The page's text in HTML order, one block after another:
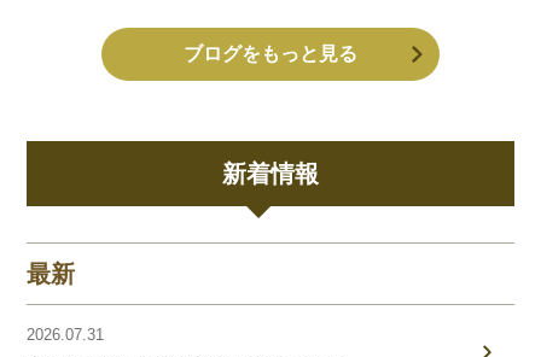
ブログをもっと見る
新着情報
最新
2026.07.31